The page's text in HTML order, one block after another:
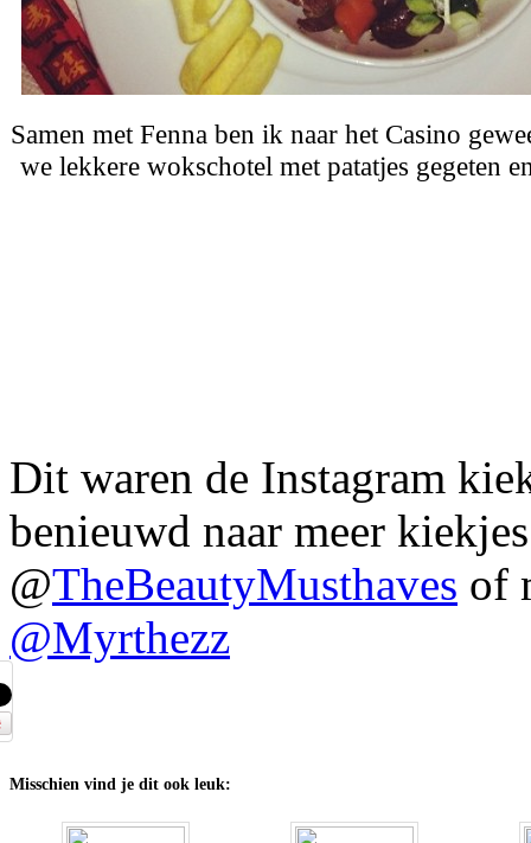
Samen met Fenna ben ik naar het Casino
we lekkere wokschotel met patatjes gegeten
Dit waren de Instagram
benieuwd naar meer
@TheBeautyMusthaves of
@Myrthezz
Misschien vind je dit ook leuk: